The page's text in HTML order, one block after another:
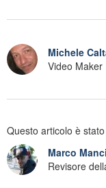
Michele
Video Maker
Questo articolo è
Marco
Revisore